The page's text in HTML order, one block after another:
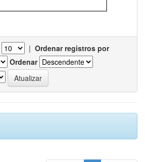
| Ordenar registros por
Ordenar